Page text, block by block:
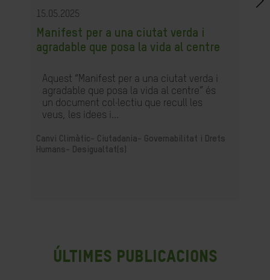
15.05.2025
Manifest per a una ciutat verda i
agradable que posa la vida al centre
Aquest “Manifest per a una ciutat verda i
agradable que posa la vida al centre” és
un document col·lectiu que recull les
veus, les idees i...
Canvi Climàtic-
Ciutadania- Governabilitat i Drets
Humans-
Desigualtat(s)
últimes publicacions